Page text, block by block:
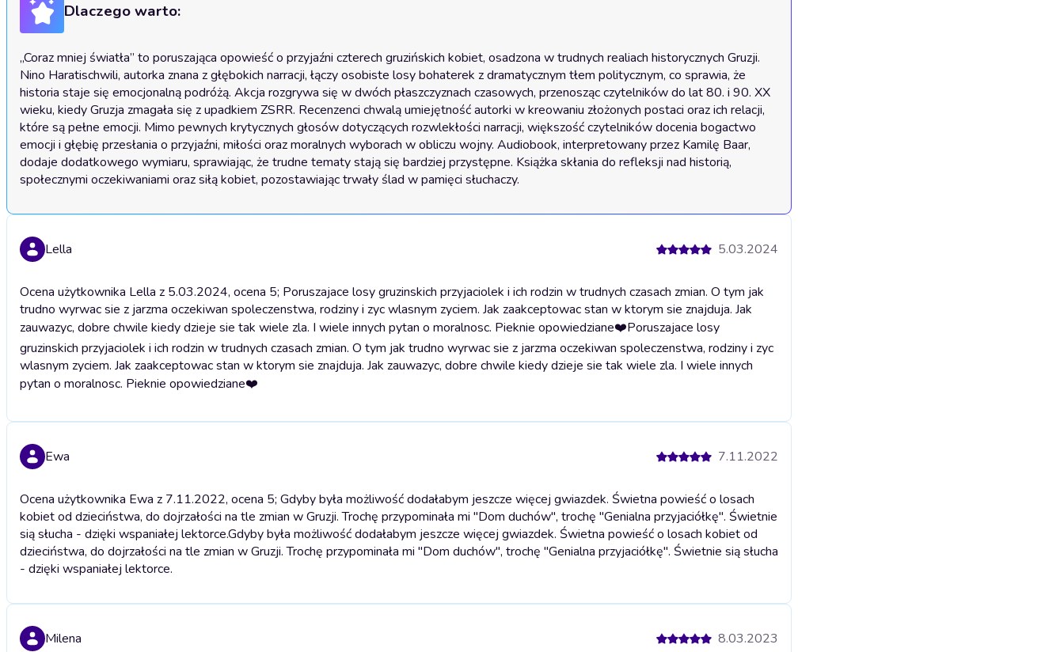
Dlaczego warto:
„Coraz mniej światła” to poruszająca opowieść o przyjaźni czterech gruzińskich kobiet, osadzona w trudnych realiach historycznych Gruzji.
Nino Haratischwili, autorka znana z głębokich narracji, łączy osobiste losy bohaterek z dramatycznym tłem politycznym, co sprawia, że
historia staje się emocjonalną podróżą. Akcja rozgrywa się w dwóch płaszczyznach czasowych, przenosząc czytelników do lat 80. i 90. XX
wieku, kiedy Gruzja zmagała się z upadkiem ZSRR. Recenzenci chwalą umiejętność autorki w kreowaniu złożonych postaci oraz ich relacji,
które są pełne emocji. Mimo pewnych krytycznych głosów dotyczących rozwlekłości narracji, większość czytelników docenia bogactwo
emocji i głębię przesłania o przyjaźni, miłości oraz moralnych wyborach w obliczu wojny. Audiobook, interpretowany przez Kamilę Baar,
dodaje dodatkowego wymiaru, sprawiając, że trudne tematy stają się bardziej przystępne. Książka skłania do refleksji nad historią,
społecznymi oczekiwaniami oraz siłą kobiet, pozostawiając trwały ślad w pamięci słuchaczy.
Lella 5.03.2024
Ocena użytkownika Lella z 5.03.2024, ocena 5; Poruszajace losy gruzinskich przyjaciolek i ich rodzin w trudnych czasach zmian. O tym jak
trudno wyrwac sie z jarzma oczekiwan spoleczenstwa, rodziny i zyc wlasnym zyciem. Jak zaakceptowac stan w ktorym sie znajduja. Jak
zauwazyc, dobre chwile kiedy dzieje sie tak wiele zla. I wiele innych pytan o moralnosc. Pieknie opowiedziane❤️Poruszajace losy
gruzinskich przyjaciolek i ich rodzin w trudnych czasach zmian. O tym jak trudno wyrwac sie z jarzma oczekiwan spoleczenstwa, rodziny i zyc
wlasnym zyciem. Jak zaakceptowac stan w ktorym sie znajduja. Jak zauwazyc, dobre chwile kiedy dzieje sie tak wiele zla. I wiele innych
pytan o moralnosc. Pieknie opowiedziane❤️
Ewa 7.11.2022
Ocena użytkownika Ewa z 7.11.2022, ocena 5; Gdyby była możliwość dodałabym jeszcze więcej gwiazdek. Świetna powieść o losach
kobiet od dzieciństwa, do dojrzałości na tle zmian w Gruzji. Trochę przypominała mi "Dom duchów", trochę "Genialna przyjaciółkę". Świetnie
sią słucha - dzięki wspaniałej lektorce.Gdyby była możliwość dodałabym jeszcze więcej gwiazdek. Świetna powieść o losach kobiet od
dzieciństwa, do dojrzałości na tle zmian w Gruzji. Trochę przypominała mi "Dom duchów", trochę "Genialna przyjaciółkę". Świetnie sią słucha
- dzięki wspaniałej lektorce.
Milena 8.03.2023